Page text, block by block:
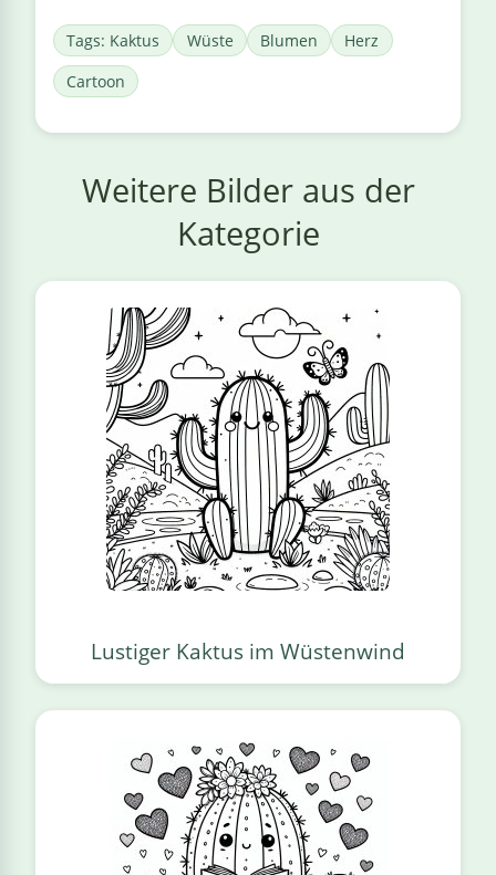
Tags: Kaktus Wüste Blumen
Herz
Cartoon
Weitere Bilder aus der
Kategorie
Lustiger Kaktus im Wüstenwind